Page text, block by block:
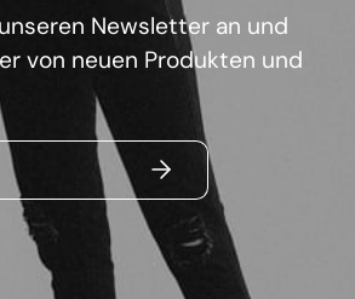
Newsletter an und
von neuen Produkten und
ABSENDEN